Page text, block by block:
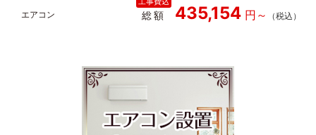
総額 435,154